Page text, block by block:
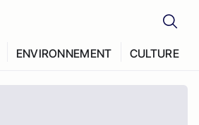
ENVIRONNEMENT CULTURE